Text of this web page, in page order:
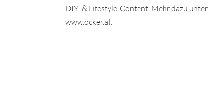
DIY- & Lifestyle-Content. Mehr dazu unter
www.ocker.at.